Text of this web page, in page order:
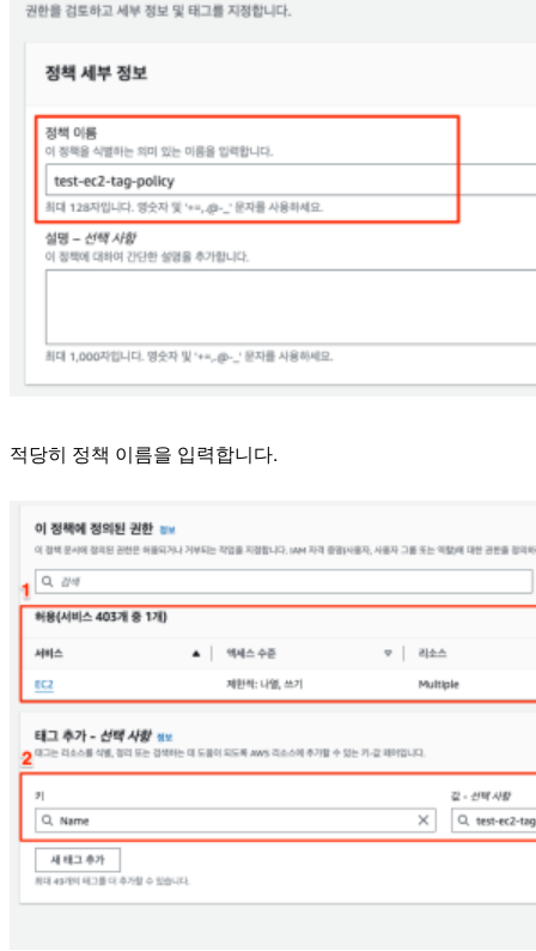
적당히 정책 이름을 입력합니다.